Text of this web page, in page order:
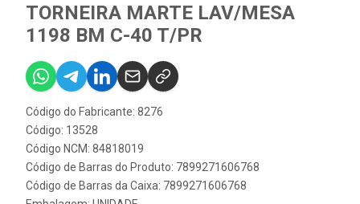
TORNEIRA MARTE LAV/MESA
1198 BM C-40 T/PR
Código do Fabricante: 8276
Código: 13528
Código NCM: 84818019
Código de Barras do Produto: 7899271606768
Código de Barras da Caixa: 7899271606768